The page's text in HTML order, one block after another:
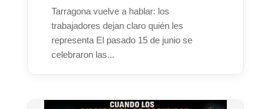
Tarragona vuelve a hablar: los
trabajadores dejan claro quién les
representa El pasado 15 de junio se
celebraron las...